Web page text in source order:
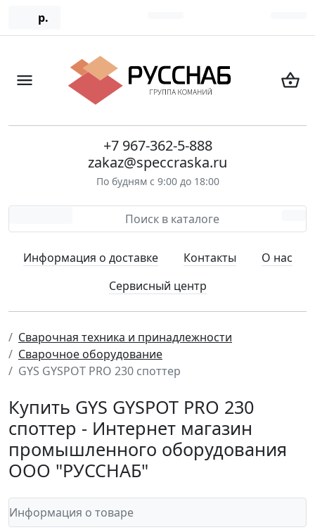
р.
+7 967-362-5-888
zakaz@speccraska.ru
По будням с 9:00 до 18:00
Информация о доставке Контакты
О нас
Сервисный центр
Сварочная техника и принадлежности
Сварочное оборудование
GYS GYSPOT PRO 230 споттер
Купить GYS GYSPOT PRO 230
споттер - Интернет магазин
промышленного оборудования
ООО "РУССНАБ"
Информация о товаре